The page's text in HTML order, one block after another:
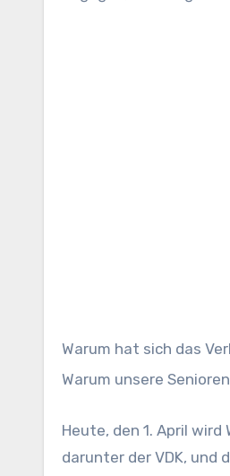
Warum hat sich das
Warum unsere
Heute, den 1. April
darunter der VDK, und